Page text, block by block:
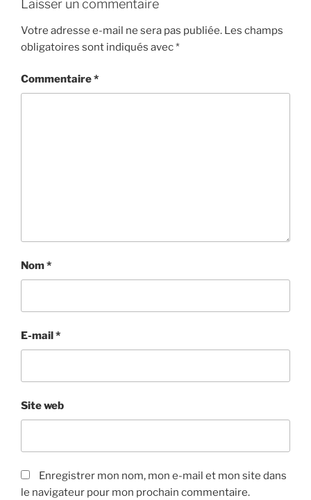
Laisser un commentaire
Votre adresse e-mail ne sera pas publiée. Les champs
obligatoires sont indiqués avec*
Commentaire*
Nom*
E-mail*
Site web
Enregistrer mon nom, mon e-mail et mon site dans
le navigateur pour mon prochain commentaire.